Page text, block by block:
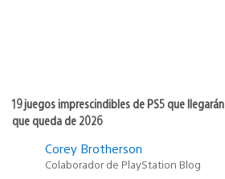
19 juegos imprescindibles de PS5 que
que queda de 2026
Corey Brotherson
Colaborador de PlayStation Blog